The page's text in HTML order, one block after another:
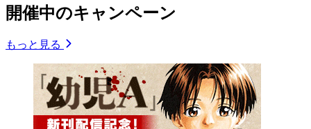
開催中のキャンペーン
もっと見る